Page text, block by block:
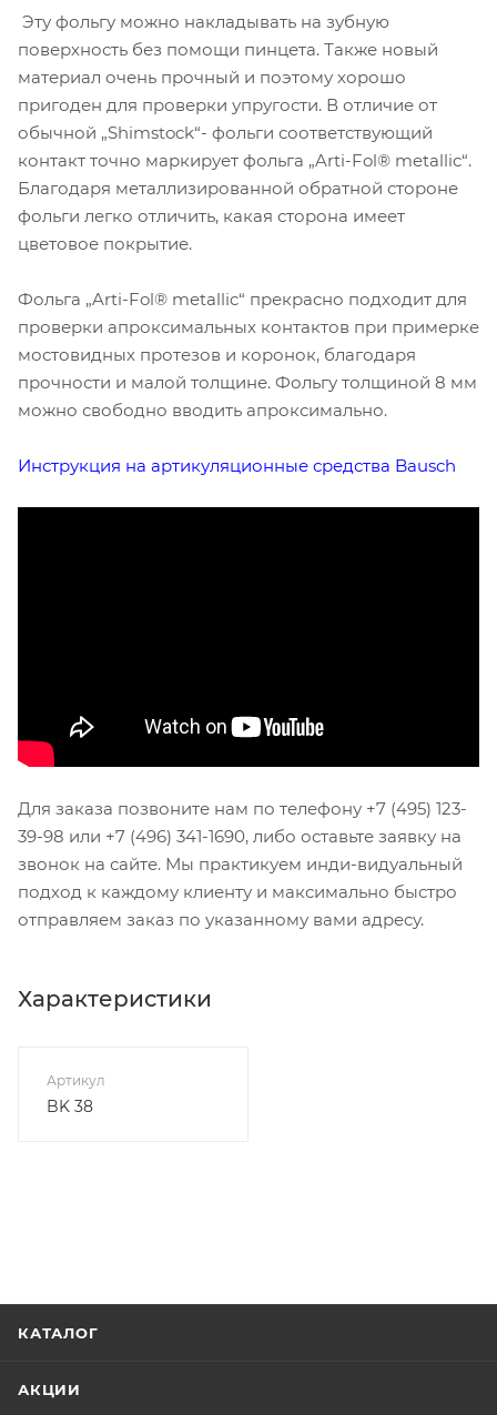
Эту фольгу можно накладывать на зубную
поверхность без помощи пинцета. Также новый
материал очень прочный и поэтому хорошо
пригоден для проверки упругости. В отличие от
обычной „Shimstock“- фольги соответствующий
контакт точно маркирует фольга „Arti-Fol® metallic“.
Благодаря металлизированной обратной стороне
фольги легко отличить, какая сторона имеет
цветовое покрытие.
Фольга „Arti-Fol® metallic“ прекрасно подходит для
проверки апроксимальных контактов при примерке
мостовидных протезов и коронок, благодаря
прочности и малой толщине. Фольгу толщиной 8 мм
можно свободно вводить апроксимально.
Инструкция на артикуляционные средства Bausch
Для заказа позвоните нам по телефону +7 (495) 123-
39-98 или +7 (496) 341-1690, либо оставьте заявку на
звонок на сайте. Мы практикуем инди-видуальный
подход к каждому клиенту и максимально быстро
отправляем заказ по указанному вами адресу.
Характеристики
Артикул
BK 38
КАТАЛОГ
АКЦИИ